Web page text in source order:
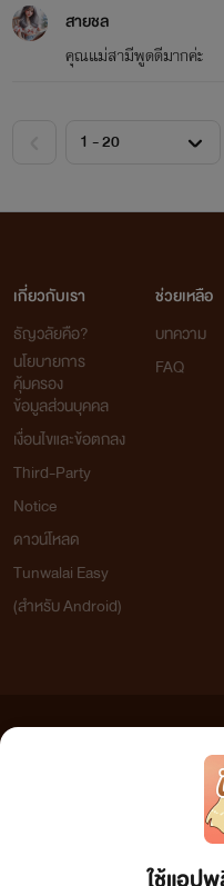
สายชล
คุณแม่สามีพูดดีมากค่ะ
เกี่ยวกับเรา
ธัญวลัยคือ?
นโยบายการ
คุ้มครอง
ข้อมูลส่วนบุคคล
เงื่อนไขและข้อตกลง
Third-Party
Notice
ดาวน์โหลด
Tunwalai Easy
(สำหรับ Android)
ช่วยเหลือ
บทความ
FAQ
เว็บไซต์แห่งนี้ไม่ได้เห็นด้วยและไม่ขอรับผิดช
วิจารณญาณในการกลั่นกรองด้วยตนเอง แล
กรุณาแจ้งมาที่ tunwalai@ookbee.com เพื่อ
ลิขสิทธิ์ตามพระราชบัญญัติลิขสิทธิ์ (ฉบับเพิ่มเ